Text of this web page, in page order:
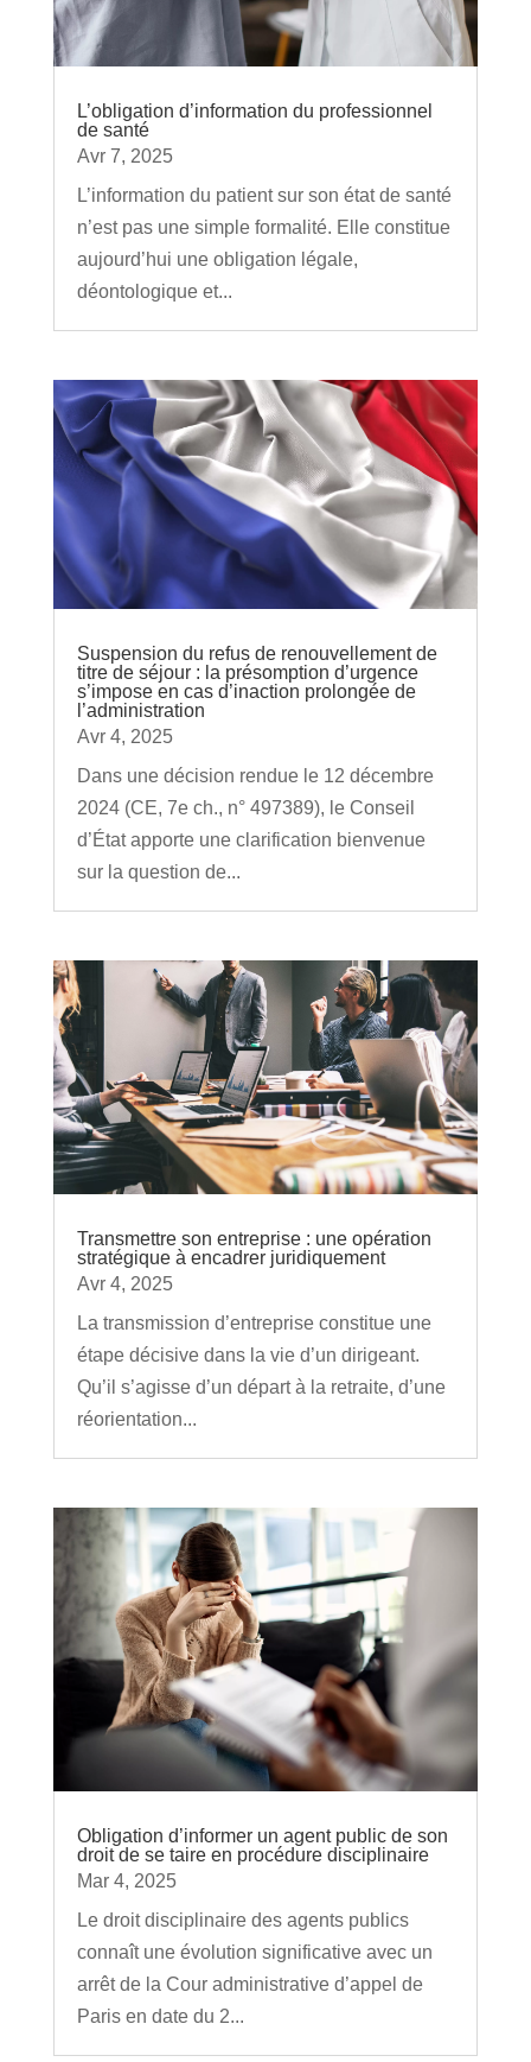
L’obligation d’information du professionnel
de santé
Avr 7, 2025
L’information du patient sur son état de santé
n’est pas une simple formalité. Elle constitue
aujourd’hui une obligation légale,
déontologique et...
Suspension du refus de renouvellement de
titre de séjour : la présomption d’urgence
s’impose en cas d’inaction prolongée de
l’administration
Avr 4, 2025
Dans une décision rendue le 12 décembre
2024 (CE, 7e ch., n° 497389), le Conseil
d’État apporte une clarification bienvenue
sur la question de...
Transmettre son entreprise : une opération
stratégique à encadrer juridiquement
Avr 4, 2025
La transmission d’entreprise constitue une
étape décisive dans la vie d’un dirigeant.
Qu’il s’agisse d’un départ à la retraite, d’une
réorientation...
Obligation d’informer un agent public de son
droit de se taire en procédure disciplinaire
Mar 4, 2025
Le droit disciplinaire des agents publics
connaît une évolution significative avec un
arrêt de la Cour administrative d’appel de
Paris en date du 2...